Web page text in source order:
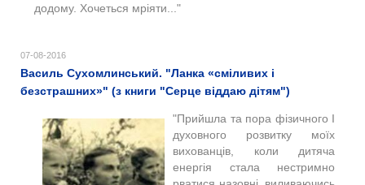
додому. Хочеться мріяти..."
07-08-2016
Василь Сухомлинський. "Ланка «сміливих і
безстрашних»" (з книги "Серце віддаю дітям")
"Прийшла та пора фізичного І
духовного розвитку моїх
вихованців, коли дитяча
енергія стала нестримно